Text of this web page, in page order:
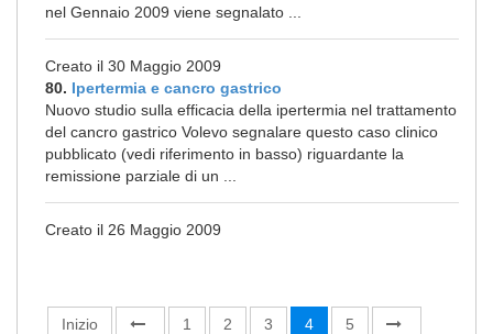
nel Gennaio 2009 viene segnalato ...
Creato il 30 Maggio 2009
80. Ipertermia e cancro gastrico
Nuovo studio sulla efficacia della ipertermia nel trattamento
del cancro gastrico Volevo segnalare questo caso clinico
pubblicato (vedi riferimento in basso) riguardante la
remissione parziale di un ...
Creato il 26 Maggio 2009
Inizio 1 2 3 4
5